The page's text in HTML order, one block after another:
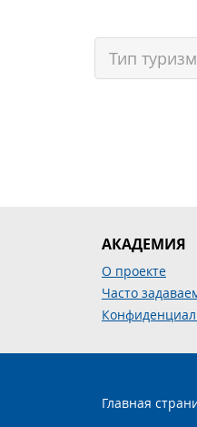
АКАДЕМИЯ
О проекте
Часто
Главная